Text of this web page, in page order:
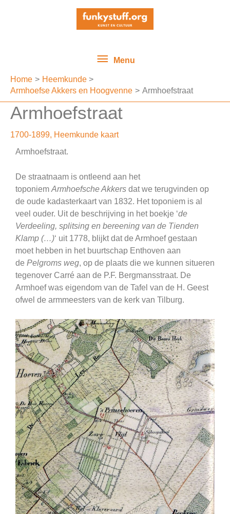
Menu
Menu
Home
Heemkunde
Armhoefse Akkers en Hoogvenne
Armhoefstraat
Armhoefstraat
1700-1899, Heemkunde kaart
Armhoefstraat.
De straatnaam is ontleend aan het
toponiem Armhoefsche Akkers dat we terugvinden op
de oude kadasterkaart van 1832. Het toponiem is al
veel ouder. Uit de beschrijving in het boekje ‘de
Verdeeling, splitsing en bereening van de Tienden
Klamp (…)‘ uit 1778, blijkt dat de Armhoef gestaan
moet hebben in het buurtschap Enthoven aan
de Pelgroms weg, op de plaats die we kunnen situeren
tegenover Carré aan de P.F. Bergmansstraat. De
Armhoef was eigendom van de Tafel van de H. Geest
ofwel de armmeesters van de kerk van Tilburg.